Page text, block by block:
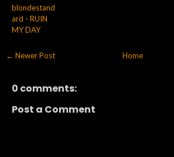
blondestand
ard - RUIN
MY DAY
← Newer Post Home
0 comments:
Post a Comment